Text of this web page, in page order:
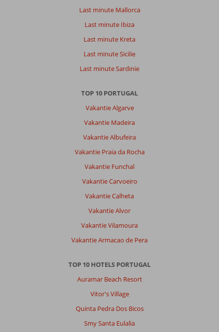
Last minute Mallorca
Last minute Ibiza
Last minute Kreta
Last minute Sicilie
Last minute Sardinie
TOP 10 PORTUGAL
Vakantie Algarve
Vakantie Madeira
Vakantie Albufeira
Vakantie Praia da Rocha
Vakantie Funchal
Vakantie Carvoeiro
Vakantie Calheta
Vakantie Alvor
Vakantie Vilamoura
Vakantie Armacao de Pera
TOP 10 HOTELS PORTUGAL
Auramar Beach Resort
Vitor's Village
Quinta Pedra Dos Bicos
Smy Santa Eulalia